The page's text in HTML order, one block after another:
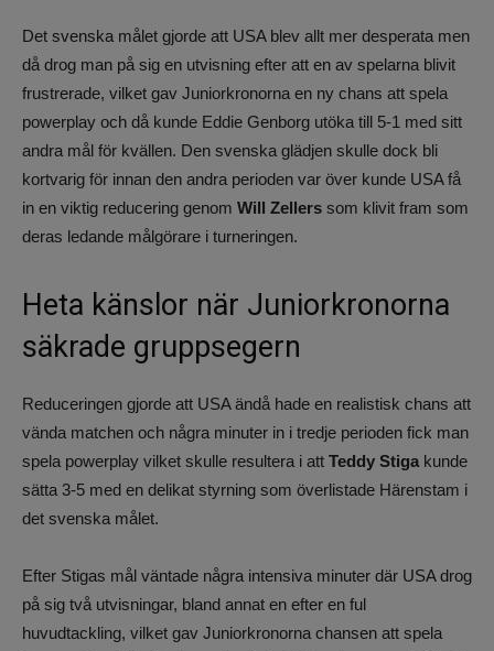
Det svenska målet gjorde att USA blev allt mer desperata men
då drog man på sig en utvisning efter att en av spelarna blivit
frustrerade, vilket gav Juniorkronorna en ny chans att spela
powerplay och då kunde Eddie Genborg utöka till 5-1 med sitt
andra mål för kvällen. Den svenska glädjen skulle dock bli
kortvarig för innan den andra perioden var över kunde USA få
in en viktig reducering genom Will Zellers som klivit fram som
deras ledande målgörare i turneringen.
Heta känslor när Juniorkronorna
säkrade gruppsegern
Reduceringen gjorde att USA ändå hade en realistisk chans att
vända matchen och några minuter in i tredje perioden fick man
spela powerplay vilket skulle resultera i att Teddy Stiga kunde
sätta 3-5 med en delikat styrning som överlistade Härenstam i
det svenska målet.
Efter Stigas mål väntade några intensiva minuter där USA drog
på sig två utvisningar, bland annat en efter en ful
huvudtackling, vilket gav Juniorkronorna chansen att spela